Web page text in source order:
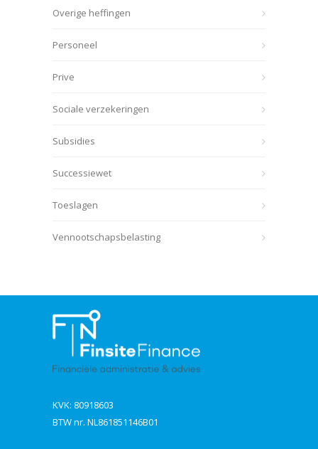
Overige heffingen
Personeel
Prive
Sociale verzekeringen
Subsidies
Successiewet
Toeslagen
Vennootschapsbelasting
KVK: 80918603
BTW nr. NL861851146B01